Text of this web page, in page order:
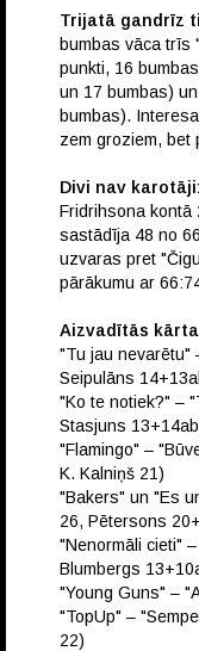
Trijatā gandrīz
bumbas vāca trīs
punkti, 16
un 17 bumbas)
bumbas).
zem groziem, bet
Divi nav karotāji:
Fridrihsona kontā
sastādīja 48 no
uzvaras pret
pārākumu ar
Aizvadītās
"Tu jau nevarētu"
Seipulāns
"Ko te notiek?" –
Stasjuns
"Flamingo" –
K. Kalniņš 21)
"Bakers" un "Es
26, Pētersons
"Nenormāli cieti"
Blumbergs
"Young Guns" –
"TopUp" –
22)